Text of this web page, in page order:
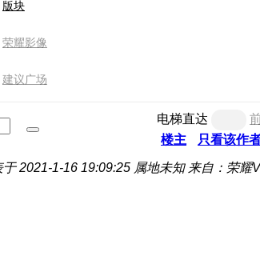
版块
荣耀影像
建议广场
电梯直达
楼主
只看该作
于 2021-1-16 19:09:25 属地未知 来自：荣耀